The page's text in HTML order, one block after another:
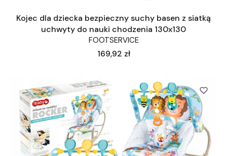
Kojec dla dziecka bezpieczny suchy basen z siatką
uchwyty do nauki chodzenia 130x130
FOOTSERVICE
Cena
169,92 zł